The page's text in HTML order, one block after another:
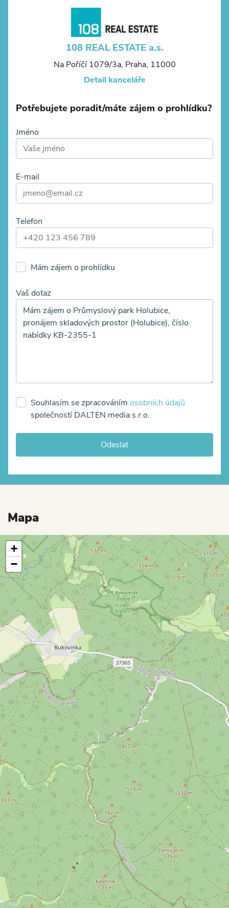
108 REAL ESTATE a.s.
Na Poříčí 1079/3a, Praha, 11000
Detail kanceláře
Potřebujete poradit/máte zájem o prohlídku?
Jméno
E-mail
Telefon
Mám zájem o prohlídku
Vaš dotaz
Souhlasím se zpracováním osobních údajů
společností DALTEN media s.r.o.
Odeslat
Mapa
+
−